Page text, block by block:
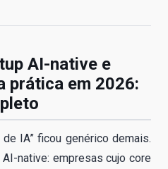
AI-native e
prática em 2026:
IA” ficou genérico demais.
native: empresas cujo core